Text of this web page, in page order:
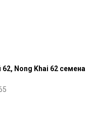
Nong Khai 62 семена